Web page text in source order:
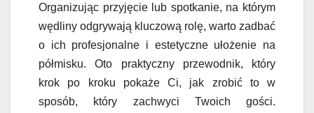
Organizując przyjęcie lub spotkanie, na którym
wędliny odgrywają kluczową rolę, warto zadbać
o ich profesjonalne i estetyczne ułożenie na
półmisku. Oto praktyczny przewodnik, który
krok po kroku pokaże Ci, jak zrobić to w
sposób, który zachwyci Twoich gości.